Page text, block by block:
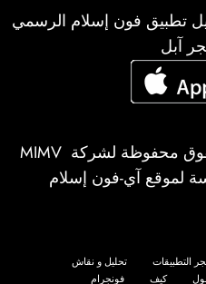
تطبيق فون إسلام الرسمي
آبل
MIMV
لموقع آي-فون إسلام
التطبيقات
تحليل و نقاش
كيف فونجرام